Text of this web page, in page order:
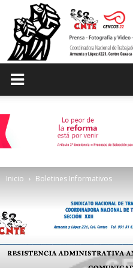
Inicio Boletines Informativos